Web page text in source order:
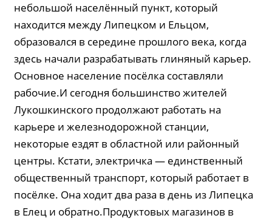
небольшой населённый пункт, который
находится между Липецком и Ельцом,
образовался в середине прошлого века, когда
здесь начали разрабатывать глиняный карьер.
Основное население посёлка составляли
рабочие.И сегодня большинство жителей
Лукошкинского продолжают работать на
карьере и железнодорожной станции,
некоторые ездят в областной или районный
центры. Кстати, электричка — единственный
общественный транспорт, который работает в
посёлке. Она ходит два раза в день из Липецка
в Елец и обратно.Продуктовых магазинов в